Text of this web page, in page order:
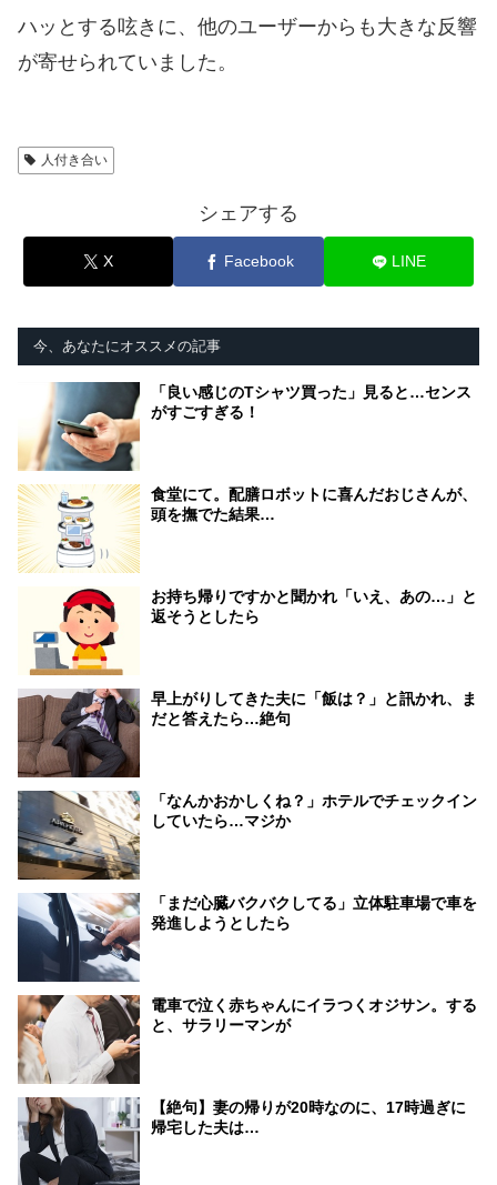
ハッとする呟きに、他のユーザーからも大きな反響
が寄せられていました。
人付き合い
シェアする
X Facebook LINE
今、あなたにオススメの記事
「良い感じのTシャツ買った」見ると…センス
がすごすぎる！
食堂にて。配膳ロボットに喜んだおじさんが、
頭を撫でた結果…
お持ち帰りですかと聞かれ「いえ、あの…」と
返そうとしたら
早上がりしてきた夫に「飯は？」と訊かれ、ま
だと答えたら…絶句
「なんかおかしくね？」ホテルでチェックイン
していたら…マジか
「まだ心臓バクバクしてる」立体駐車場で車を
発進しようとしたら
電車で泣く赤ちゃんにイラつくオジサン。する
と、サラリーマンが
【絶句】妻の帰りが20時なのに、17時過ぎに
帰宅した夫は…